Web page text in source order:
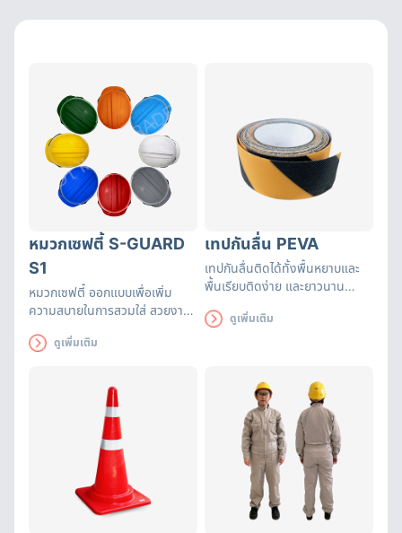
หมวกเซฟตี้ S-GUARD
S1
หมวกเซฟตี้ ออกแบบเพื่อเพิ่ม
ความสบายในการสวมใส่ สวยงาม
ระหว่างการสวมใส่หมวกนิรภัยรุ่นนี้
ดูเพิ่มเติม
เทปกันลื่น PEVA
เทปกันลื่นติดได้ทั้งพื้นหยาบและ
พื้นเรียบติดง่าย และยาวนาน
อันตรายจากการลื่น
ดูเพิ่มเติม